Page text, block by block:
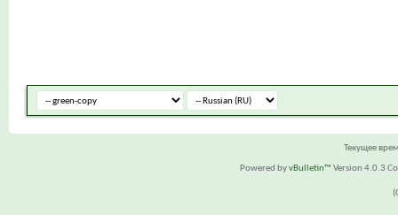
Текущее
Powered byvBulletin™ Version 4.0.3